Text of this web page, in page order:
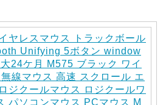
ヤレスマウス トラックボール
Unifying 5ボタン window
24ケ月 M575 ブラック ワイ
線マウス 高速 スクロール エ
ジクールマウス ロジクールワ
パソコンマウス PCマウス M